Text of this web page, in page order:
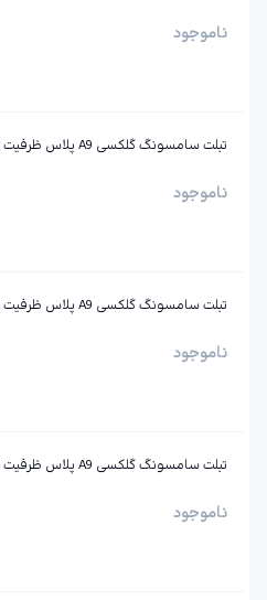
ناموجود
تبلت سامسونگ گلکسی A9 پلاس ظرفیت 128GB رم 4GB
ناموجود
تبلت سامسونگ گلکسی A9 پلاس ظرفیت 128GB رم 8GB
ناموجود
تبلت سامسونگ گلکسی A9 پلاس ظرفیت 256GB رم 8GB
ناموجود